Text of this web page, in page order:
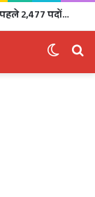
चुनावी साल में खुला भर्तियों का पिटारा: दिसंबर से पहले 2,477 पदों पर भर्ती, 1,470 पदों की परीक्षा भी होगी